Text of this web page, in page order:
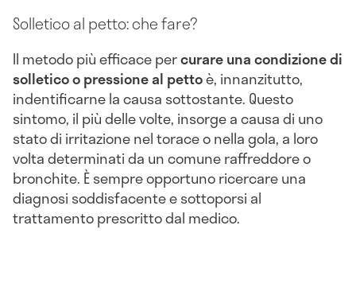
Solletico al petto: che fare?
Il metodo più efficace percurare una condizione di
solletico o pressione al pettoè, innanzitutto,
indentificarne la causa sottostante. Questo
sintomo, il più delle volte, insorge a causa di uno
stato di irritazione nel torace o nella gola, a loro
volta determinati da un comune raffreddore o
bronchite. È sempre opportuno ricercare una
diagnosi soddisfacente e sottoporsi al
trattamento prescritto dal medico.